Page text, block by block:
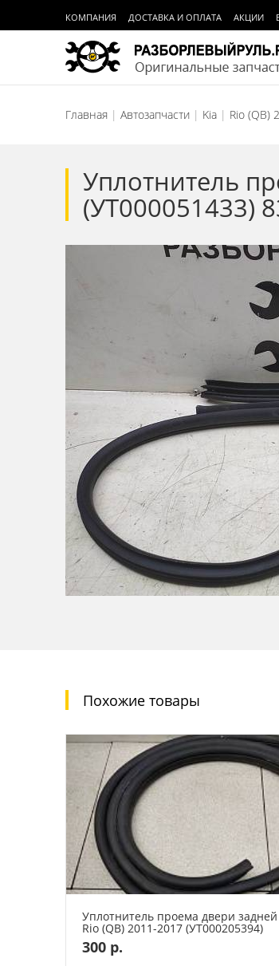
КОМПАНИЯ ДОСТАВКА И ОПЛАТА АКЦИИ
Главная Автозапчасти Kia Rio (QB)
Уплотнитель
(УТ000051433)
Похожие товары
Уплотнитель проема двери
Rio (QB) 2011-2017 (УТ000205394)
300 р.